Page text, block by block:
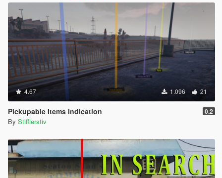
4.67 1.096 21
Pickupable Items Indication 0.2
By Stifflerstiv